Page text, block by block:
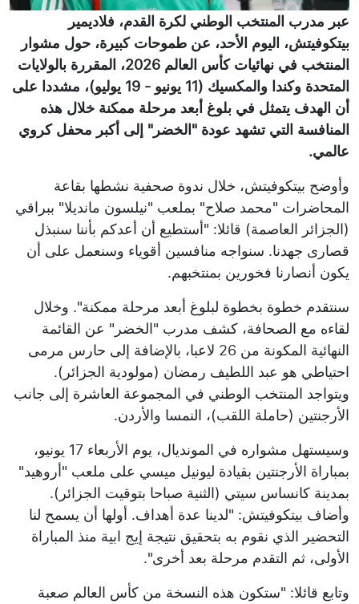
عبر مدرب المنتخب الوطني لكرة القدم، فلاديمير
بيتكوفيتش، اليوم الأحد، عن طموحات كبيرة، حول مشوار
المنتخب في نهائيات كأس العالم 2026، المقررة بالولايات
المتحدة وكندا والمكسيك (11 يونيو - 19 يوليو)، مشددا على
أن الهدف يتمثل في بلوغ أبعد مرحلة ممكنة خلال هذه
المنافسة التي تشهد عودة "الخضر" إلى أكبر محفل كروي
عالمي.
وأوضح بيتكوفيتش، خلال ندوة صحفية نشطها بقاعة
المحاضرات "محمد صلاح" بملعب "نيلسون مانديلا" ببراقي
(الجزائر العاصمة) قائلا: "أستطيع أن أعدكم بأننا سنبذل
قصارى جهدنا. سنواجه منافسين أقوياء وسنعمل على أن
يكون أنصارنا فخورين بمنتخبهم.
سنتقدم خطوة بخطوة لبلوغ أبعد مرحلة ممكنة". وخلال
لقاءه مع الصحافة، كشف مدرب "الخضر" عن القائمة
النهائية المكونة من 26 لاعبا، بالإضافة إلى حارس مرمى
احتياطي هو عبد اللطيف رمضان (مولودية الجزائر).
ويتواجد المنتخب الوطني في المجموعة العاشرة إلى جانب
الأرجنتين (حاملة اللقب)، النمسا والأردن.
وسيستهل مشواره في المونديال، يوم الأربعاء 17 يونيو،
بمباراة الأرجنتين بقيادة ليونيل ميسي على ملعب "أروهيد"
بمدينة كانساس سيتي (الثنية صباحا بتوقيت الجزائر).
وأضاف بيتكوفيتش: "لدينا عدة أهداف. أولها أن يسمح لنا
التحضير الذي نقوم به بتحقيق نتيجة إيج ابية منذ المباراة
الأولى، ثم التقدم مرحلة بعد أخرى".
وتابع قائلا: "ستكون هذه النسخة من كأس العالم صعبة